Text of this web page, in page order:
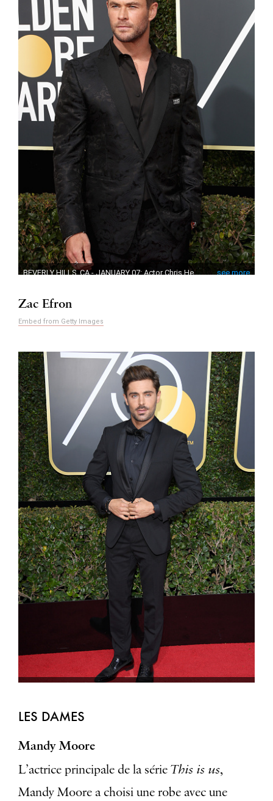
Zac Efron
Embed from Getty Images
LES DAMES
Mandy Moore
L’actrice principale de la série This is us,
Mandy Moore a choisi une robe avec une